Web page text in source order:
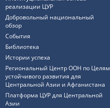
реализации ЦУР
Добровольный национальный
обзор
События
Библиотека
Истории успеха
Региональный Центр ООН по Целям
устойчивого развития для
Центральной Азии и Афганистана
Платформа ЦУР для Центральной
Азии